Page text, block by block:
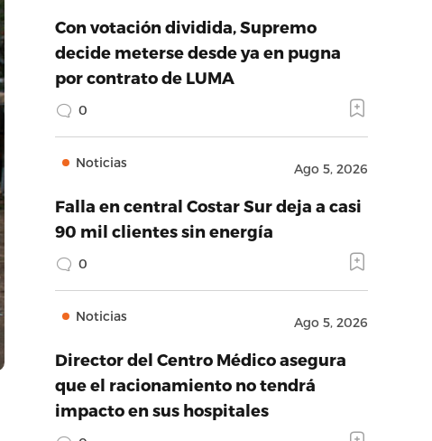
Con votación dividida, Supremo
decide meterse desde ya en pugna
por contrato de LUMA
0
Noticias Ago 5, 2026
Falla en central Costar Sur deja a casi
90 mil clientes sin energía
0
Noticias Ago 5, 2026
Director del Centro Médico asegura
que el racionamiento no tendrá
impacto en sus hospitales